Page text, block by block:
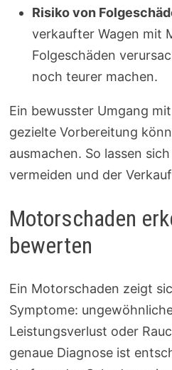
Risiko von
verkaufter Wagen mit
Folgeschäden
noch teurer machen.
Ein bewusster Umgang
gezielte Vorbereitung
ausmachen. So lassen
vermeiden und der
Motorschaden
bewerten
Ein Motorschaden zeigt
Symptome:
Leistungsverlust oder
genaue Diagnose ist